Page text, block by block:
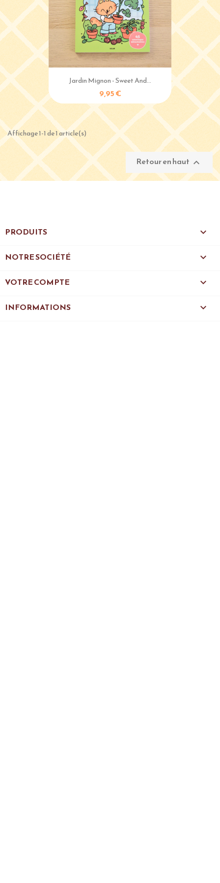
Jardin Mignon - Sweet And...
9,95 €
Affichage 1-1 de 1 article(s)
Retour en haut 
PRODUITS 
NOTRE SOCIÉTÉ 
VOTRE COMPTE 
INFORMATIONS keyboard_arrow_down